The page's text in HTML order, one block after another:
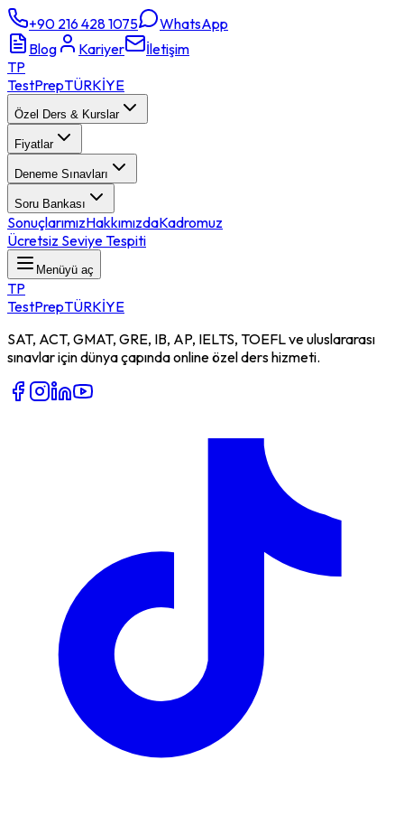
+90 216 428 1075
WhatsApp
Blog
Kariyer
İletişim
TP
TestPrepTÜRKİYE
Özel Ders & Kurslar
Fiyatlar
Deneme Sınavları
Soru Bankası
SonuçlarımızHakkımızdaKadromuz
Ücretsiz Seviye Tespiti
Menüyü aç
TP
TestPrepTÜRKİYE
SAT, ACT, GMAT, GRE, IB, AP, IELTS, TOEFL ve uluslararası
sınavlar için dünya çapında online özel ders hizmeti.